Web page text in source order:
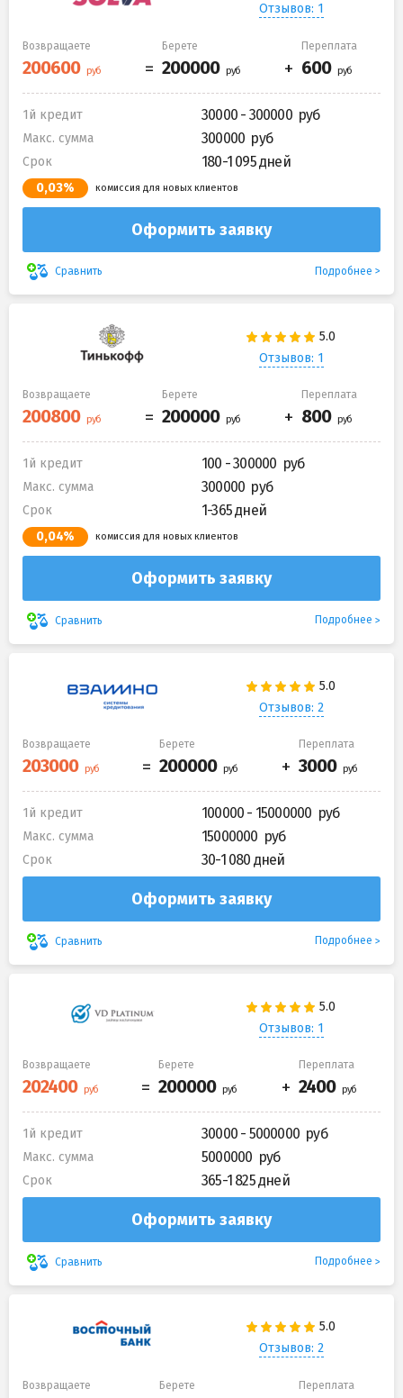
Отзывов: 1
Возвращаете Берете Переплата
1й кредит 30000 - 300000
Макс. сумма 300000
Срок 180-1 095 дней
0,03% комиссия для новых клиентов
Оформить заявку
Сравнить Подробнее
Отзывов: 1
Возвращаете Берете Переплата
1й кредит 100 - 300000
Макс. сумма 300000
Срок 1-365 дней
0,04% комиссия для новых клиентов
Оформить заявку
Сравнить Подробнее
Отзывов: 2
Возвращаете Берете Переплата
1й кредит 100000 - 15000000
Макс. сумма 15000000
Срок 30-1 080 дней
Оформить заявку
Сравнить Подробнее
Отзывов: 1
Возвращаете Берете Переплата
1й кредит 30000 - 5000000
Макс. сумма 5000000
Срок 365-1 825 дней
Оформить заявку
Сравнить Подробнее
Отзывов: 2
Возвращаете Берете Переплата